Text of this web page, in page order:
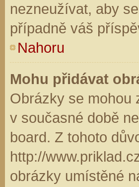
nezneužívat, aby
případně váš
Nahoru
Mohu přidávat
Obrázky se mohou
v současné době
board. Z tohoto
http://
obrázky umístěné